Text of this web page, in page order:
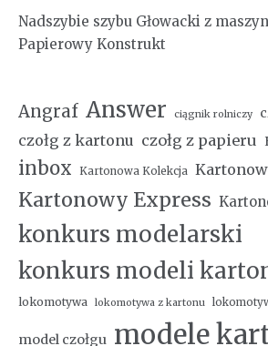
Nadszybie szybu Głowacki z
Papierowy Konstrukt
Angraf Answer ciągnik rolniczy
czołg z kartonu czołg z papieru
inbox Kartonowa Kolekcja
Kartonowy Express
konkurs modelarski
konkurs modeli
lokomotywa lokomotywa z kartonu
model czołgu modele